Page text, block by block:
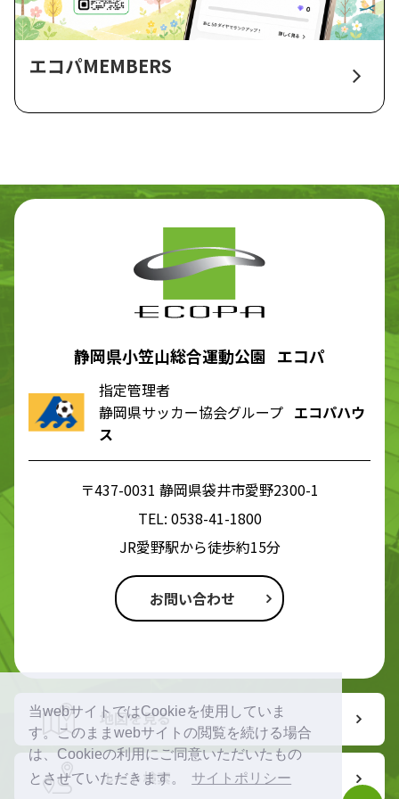
当webサイトではCookieを使用していま
す。このままwebサイトの閲覧を続ける場合
は、Cookieの利用にご同意いただいたもの
とさせていただきます。
サイトポリシー
エコパMEMBERS
静岡県小笠山総合運動公園 エコパ
指定管理者
静岡県サッカー協会グループ エコパハウ
ス
〒437-0031 静岡県袋井市愛野2300-1
TEL: 0538-41-1800
JR愛野駅から徒歩約15分
お問い合わせ
地図を見る
ルート検索